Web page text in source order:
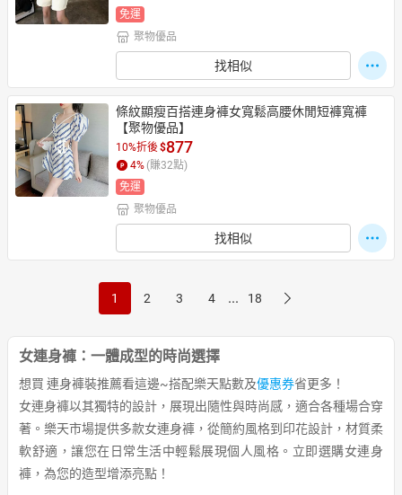
免運
聚物優品
找相似
條紋顯瘦百搭連身褲女寬鬆高腰休閒短褲寬褲
【聚物優品】
10%折後$877
4% (賺32點)
免運
聚物優品
找相似
1 2 3 4 ... 18
女連身褲：一體成型的時尚選擇
想買 連身褲裝推薦看這邊~搭配樂天點數及優惠券省更多！
女連身褲以其獨特的設計，展現出隨性與時尚感，適合各種場合穿
著。樂天市場提供多款女連身褲，從簡約風格到印花設計，材質柔
軟舒適，讓您在日常生活中輕鬆展現個人風格。立即選購女連身
褲，為您的造型增添亮點！